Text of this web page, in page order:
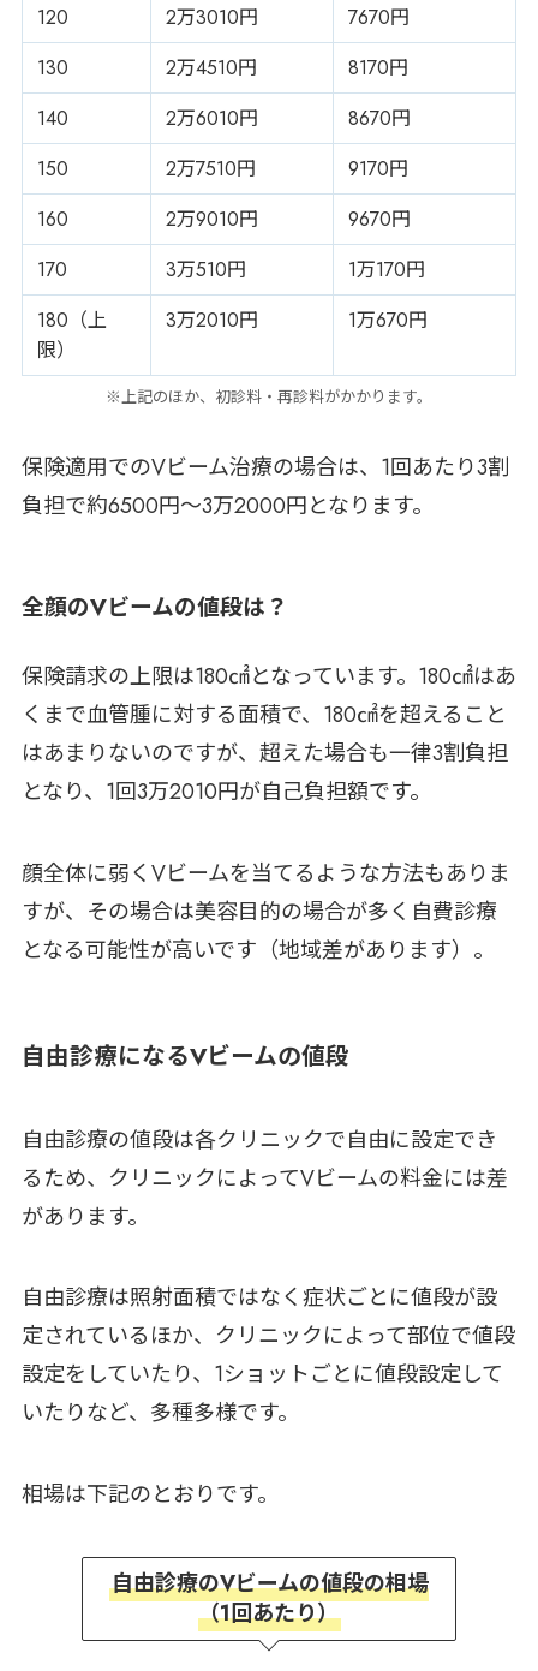
120
2万3010円
7670円
130
2万4510円
8170円
140
2万6010円
8670円
150
2万7510円
9170円
160
2万9010円
9670円
170
3万510円
1万170円
180（上
限）
3万2010円 1万670円
※上記のほか、初診料・再診料がかかります。
保険適用でのVビーム治療の場合は、1回あたり3割
負担で約6500円～3万2000円となります。
全顔のVビームの値段は？
保険請求の上限は180㎠となっています。180㎠はあ
くまで血管腫に対する面積で、180㎠を超えること
はあまりないのですが、超えた場合も一律3割負担
となり、1回3万2010円が自己負担額です。
顔全体に弱くVビームを当てるような方法もありま
すが、その場合は美容目的の場合が多く自費診療
となる可能性が高いです（地域差があります）。
自由診療になるVビームの値段
自由診療の値段は各クリニックで自由に設定でき
るため、クリニックによってVビームの料金には差
があります。
自由診療は照射面積ではなく症状ごとに値段が設
定されているほか、クリニックによって部位で値段
設定をしていたり、1ショットごとに値段設定して
いたりなど、多種多様です。
相場は下記のとおりです。
自由診療のVビームの値段の相場
（1回あたり）